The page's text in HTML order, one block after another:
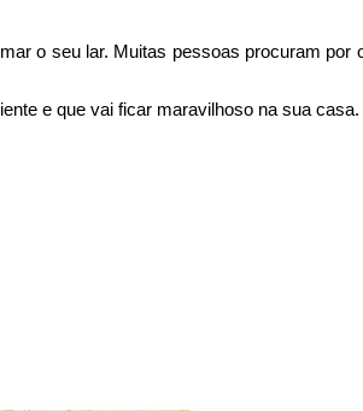
o seu lar. Muitas pessoas procuram por
e que vai ficar maravilhoso na sua casa.